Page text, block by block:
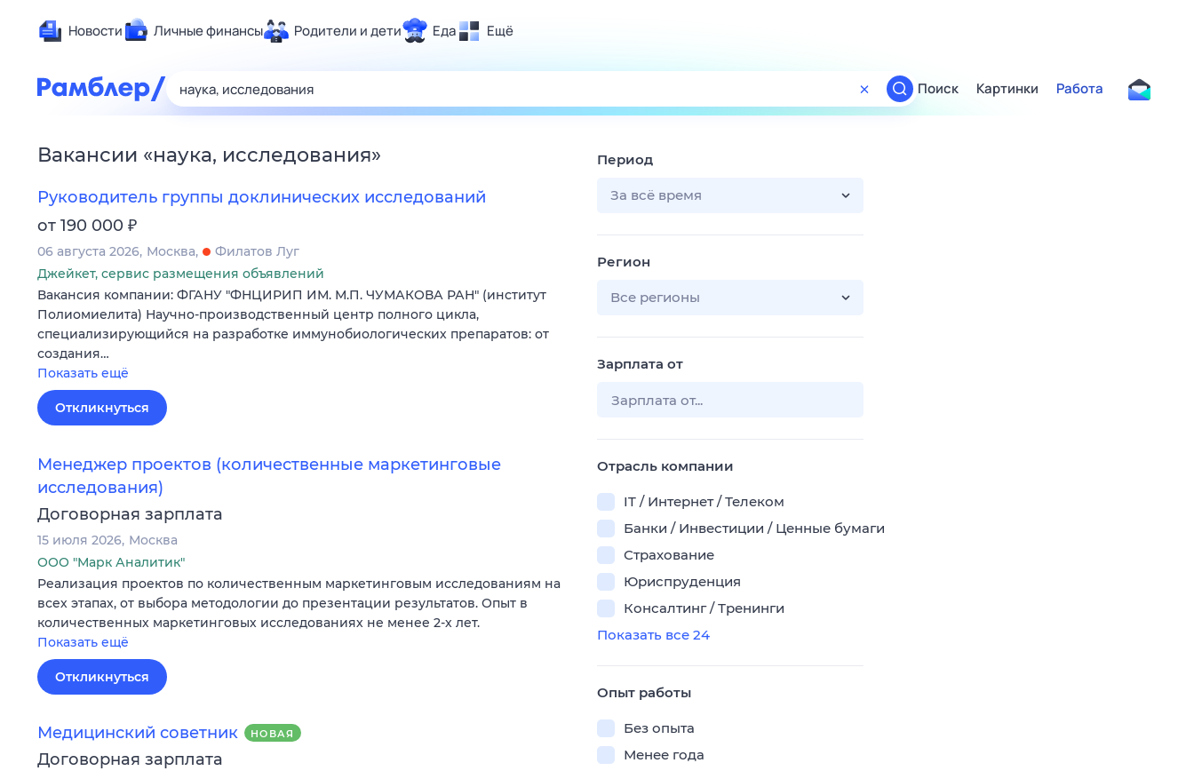
Новости Личные финансы Родители и дети Еда Ещё
Развлечения и отдых
Спорт
Карьера
Сберегаем вместе
Гороскопы
Поиск
ТВ-программа
Поиск Картинки Работа
Вакансии «наука, исследования»
Руководитель группы доклинических исследований
от 190 000 ₽
06 августа 2026 Москва
Филатов Луг
Джейкет, сервис размещения объявлений
Вакансия компании: ФГАНУ "ФНЦИРИП ИМ. М.П. ЧУМАКОВА РАН" (институт
Полиомиелита) Научно-производственный центр полного цикла,
специализирующийся на разработке иммунобиологических препаратов: от
создания…
Показать ещё
Откликнуться
Менеджер проектов (количественные маркетинговые
исследования)
Договорная зарплата
15 июля 2026 Москва
ООО "Марк Аналитик"
Реализация проектов по количественным маркетинговым исследованиям на
всех этапах, от выбора методологии до презентации результатов. Опыт в
количественных маркетинговых исследованиях не менее 2-х лет.
Показать ещё
Откликнуться
Медицинский советник НОВАЯ
Договорная зарплата
Период
За всё время
Регион
Все регионы
Зарплата от
Отрасль компании
IT / Интернет / Телеком
Банки / Инвестиции / Ценные бумаги
Страхование
Юриспруденция
Консалтинг / Тренинги
Показать все 24
Опыт работы
Без опыта
Менее года